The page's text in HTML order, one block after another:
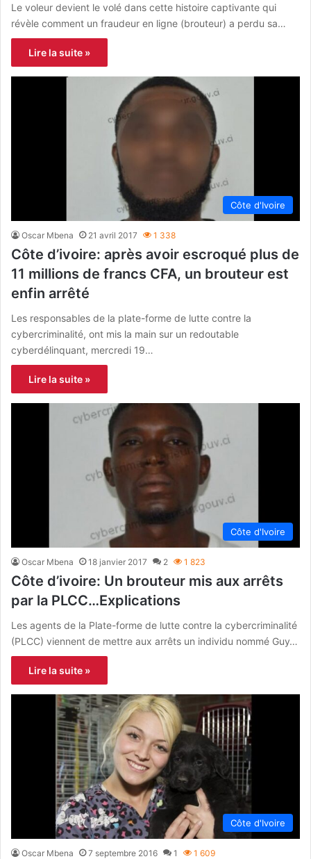
Le voleur devient le volé dans cette histoire captivante qui
révèle comment un fraudeur en ligne (brouteur) a perdu sa…
Lire la suite »
Côte d'Ivoire
Oscar Mbena 21 avril 2017 1 338
Côte d’ivoire: après avoir escroqué plus de
11 millions de francs CFA, un brouteur est
enfin arrêté
Les responsables de la plate-forme de lutte contre la
cybercriminalité, ont mis la main sur un redoutable
cyberdélinquant, mercredi 19…
Lire la suite »
Côte d'Ivoire
Oscar Mbena 18 janvier 2017 2 1 823
Côte d’ivoire: Un brouteur mis aux arrêts
par la PLCC…Explications
Les agents de la Plate-forme de lutte contre la cybercriminalité
(PLCC) viennent de mettre aux arrêts un individu nommé Guy…
Lire la suite »
Côte d'Ivoire
Oscar Mbena 7 septembre 2016 1 1 609